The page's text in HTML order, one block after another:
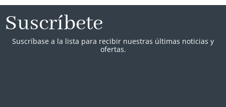
Suscríbete
Suscríbase a la lista para recibir nuestras últimas noticias y
ofertas.